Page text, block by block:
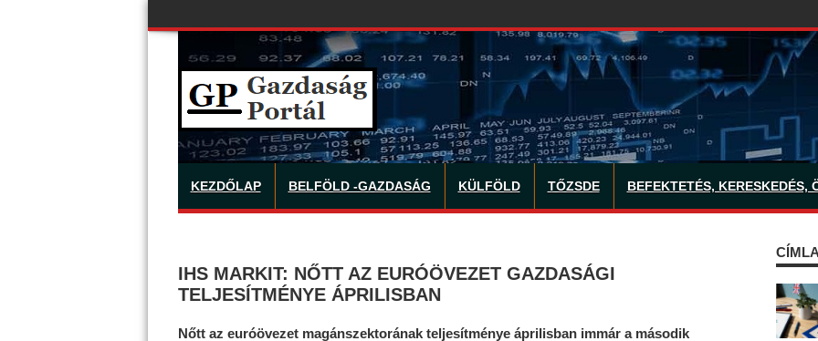
KEZDŐLAP BELFÖLD -GAZDASÁG KÜLFÖLD TŐZSDE BEFEKTETÉS, KERESKEDÉS,
IHS MARKIT: NŐTT AZ EURÓÖVEZET GAZDASÁGI
TELJESÍTMÉNYE ÁPRILISBAN
Nőtt az euróövezet magánszektorának teljesítménye áprilisban immár a második